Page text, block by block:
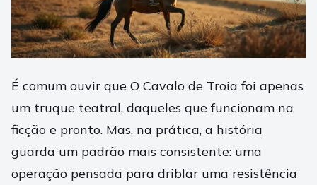
É comum ouvir que O Cavalo de Troia foi apenas
um truque teatral, daqueles que funcionam na
ficção e pronto. Mas, na prática, a história
guarda um padrão mais consistente: uma
operação pensada para driblar uma resistência